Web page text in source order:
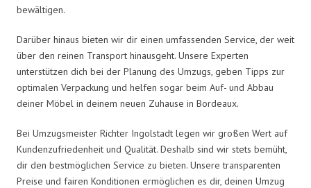
bewältigen.
Darüber hinaus bieten wir dir einen umfassenden Service, der weit
über den reinen Transport hinausgeht. Unsere Experten
unterstützen dich bei der Planung des Umzugs, geben Tipps zur
optimalen Verpackung und helfen sogar beim Auf- und Abbau
deiner Möbel in deinem neuen Zuhause in Bordeaux.
Bei Umzugsmeister Richter Ingolstadt legen wir großen Wert auf
Kundenzufriedenheit und Qualität. Deshalb sind wir stets bemüht,
dir den bestmöglichen Service zu bieten. Unsere transparenten
Preise und fairen Konditionen ermöglichen es dir, deinen Umzug